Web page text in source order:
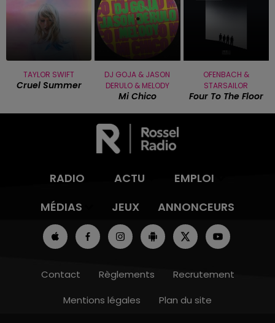
TAYLOR SWIFT
Cruel Summer
DJ GOJA & JASON
DERULO & MELODY
Mi Chico
OFENBACH &
STARSAILOR
Four To The Floor
RADIO ACTU
EMPLOI
MÉDIAS
JEUX ANNONCEURS
Contact Règlements
Recrutement
Mentions légales
Plan du site